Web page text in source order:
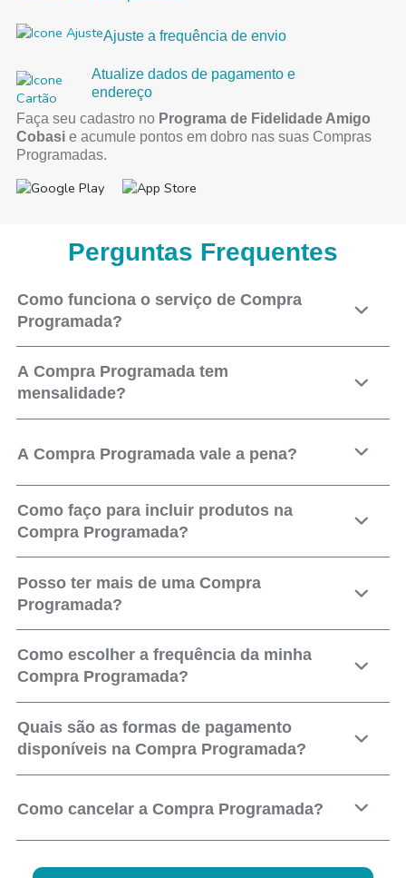
Ajuste a frequência de envio
Atualize dados de pagamento e
endereço
Faça seu cadastro no Programa de Fidelidade Amigo
Cobasi e acumule pontos em dobro nas suas Compras
Programadas.
Perguntas Frequentes
Como funciona o serviço de Compra
Programada?
A Compra Programada tem
mensalidade?
A Compra Programada vale a pena?
Como faço para incluir produtos na
Compra Programada?
Posso ter mais de uma Compra
Programada?
Como escolher a frequência da minha
Compra Programada?
Quais são as formas de pagamento
disponíveis na Compra Programada?
Como cancelar a Compra Programada?